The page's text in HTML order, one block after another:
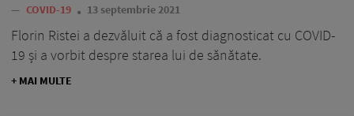
— COVID-19 13 septembrie 2021
Florin Ristei a dezvăluit că a fost diagnosticat cu COVID-
19 și a vorbit despre starea lui de sănătate.
+ MAI MULTE